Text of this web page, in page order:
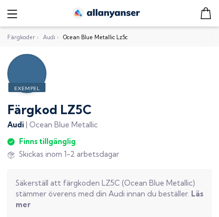
Färgkoder › Audi › Ocean Blue Metallic Lz5c
Färgkod LZ5C
Audi | Ocean Blue Metallic
Finns tillgänglig
Skickas inom 1-2 arbetsdagar
Säkerställ att färgkoden LZ5C (Ocean Blue Metallic)
stämmer överens med din Audi innan du beställer. Läs
mer